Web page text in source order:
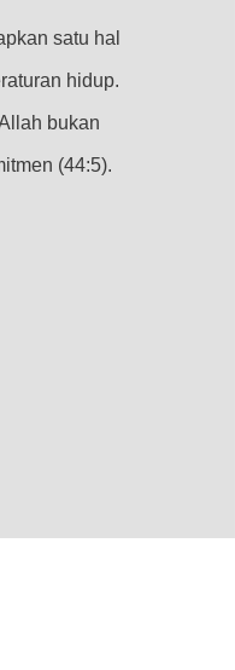
satu hal
hidup.
bukan
(44:5).